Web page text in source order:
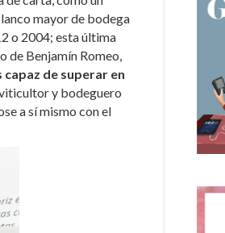
mayor de bodega
o 2004; esta última
de Benjamín Romeo,
capaz de superar en
viticultor y bodeguero
a sí mismo con el